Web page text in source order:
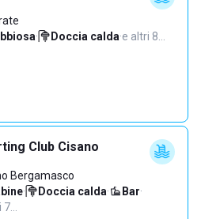
· Doccia calda·e altri 8…
Club Cisano
Bergamasco
· Doccia calda· Bar·